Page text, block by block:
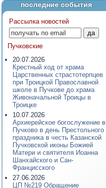
последние события
Рассылка новостей
Пучковские
20.07.2026
Крестный ход от храма
Царственных страстотерпцев
при Троицкой Православной
школе в Пучкове до храма
Живоначальной Троицы в
Троицке
10.07.2026
Архиерейское богослужение в
Пучково в день Престольного
праздника в честь Казанской
Пучковской иконы Божией
Матери и святителя Иоанна
Шанхайского и Сан-
Францисского
27.06.2026
ЦП №219 Обращение